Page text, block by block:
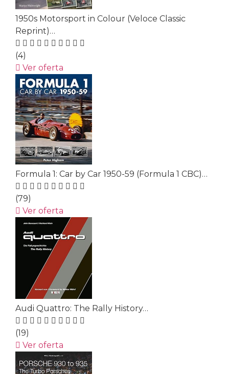
1950s Motorsport in Colour (Veloce Classic
Reprint)…
(4)
Ver oferta
Formula 1: Car by Car 1950-59 (Formula 1 CBC)…
(79)
Ver oferta
Audi Quattro: The Rally History…
(19)
Ver oferta